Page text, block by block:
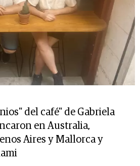
del café" de Gabriela
en Australia,
Aires y Mallorca y